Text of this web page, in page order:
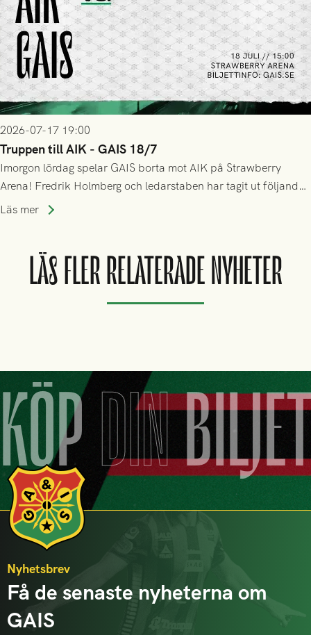
2026-07-17 19:00
Truppen till AIK - GAIS 18/7
Imorgon lördag spelar GAIS borta mot AIK på Strawberry
Arena! Fredrik Holmberg och ledarstaben har tagit ut följande
trupp till matchen:
Läs mer
LÄS FLER RELATERADE NYHETER
KÖPDIN
Nyhetsbrev
Få de senaste nyheterna om
GAIS